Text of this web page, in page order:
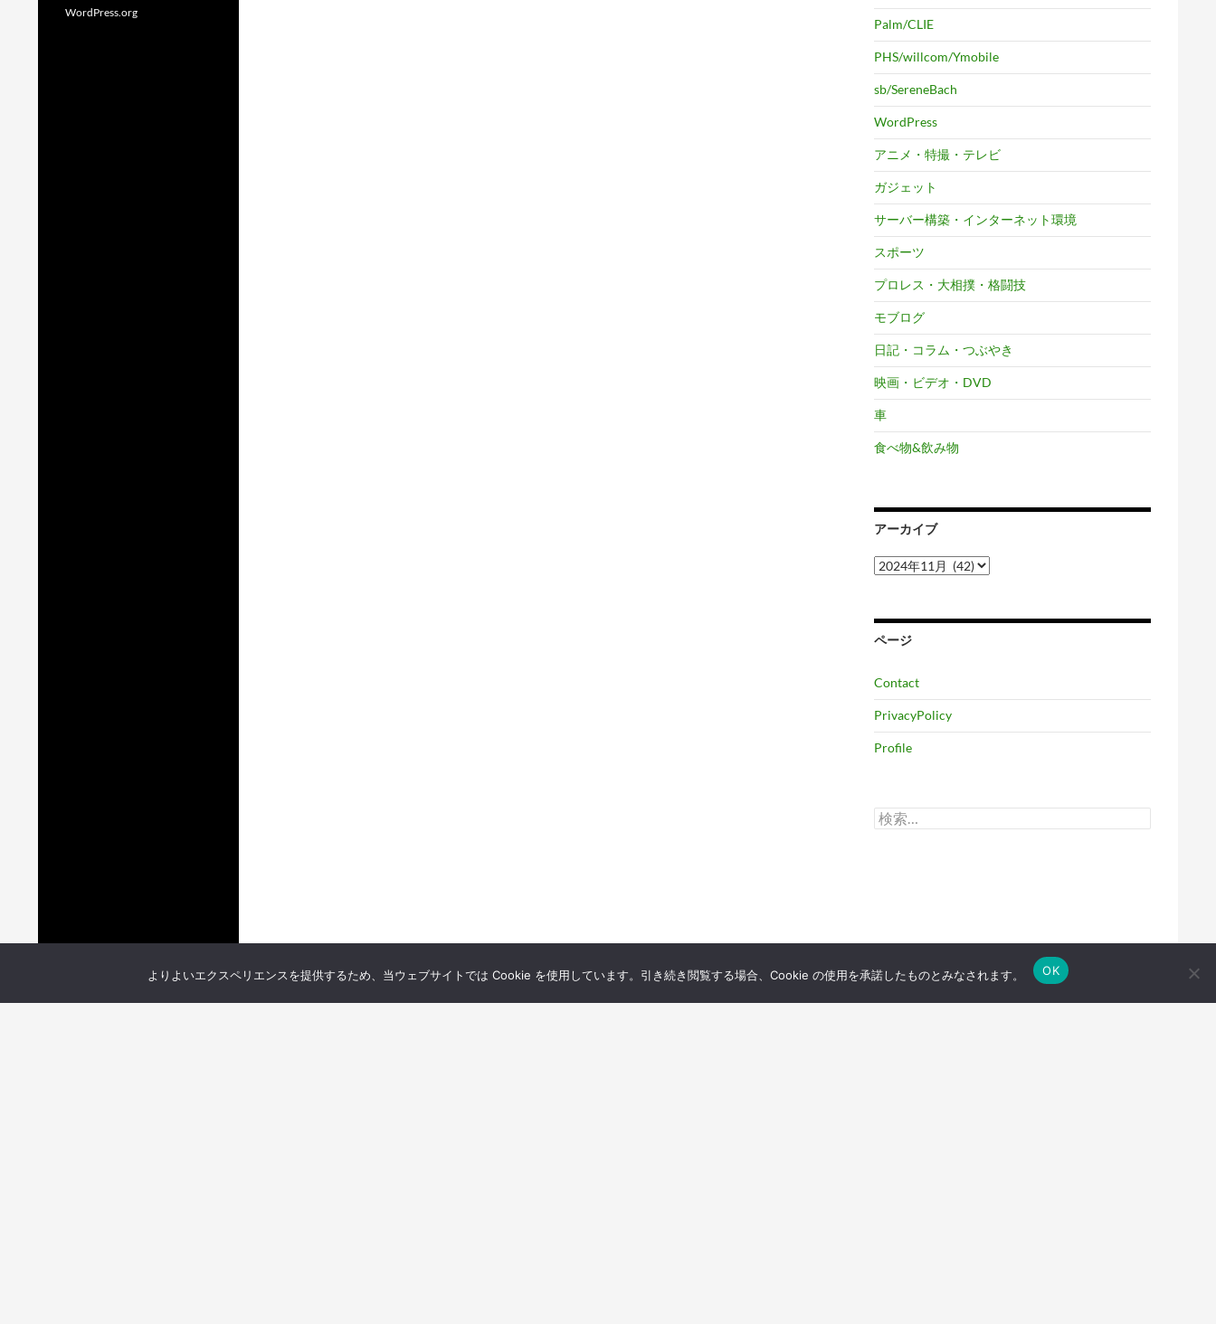
Palm/CLIE
PHS/willcom/Ymobile
sb/SereneBach
WordPress
アニメ・特撮・テレビ
ガジェット
サーバー構築・インターネット環境
スポーツ
プロレス・大相撲・格闘技
モブログ
日記・コラム・つぶやき
映画・ビデオ・DVD
車
食べ物&飲み物
アーカイブ
ア
ー
ブ
ページ
Contact
PrivacyPolicy
Profile
検
索:
WordPress.org
よりよいエクスペリエンスを提供するため、当ウェブサイトでは Cookie を使用しています。引き続き閲覧する場合、Cookie の使用を承諾したものとみなされます。 OK